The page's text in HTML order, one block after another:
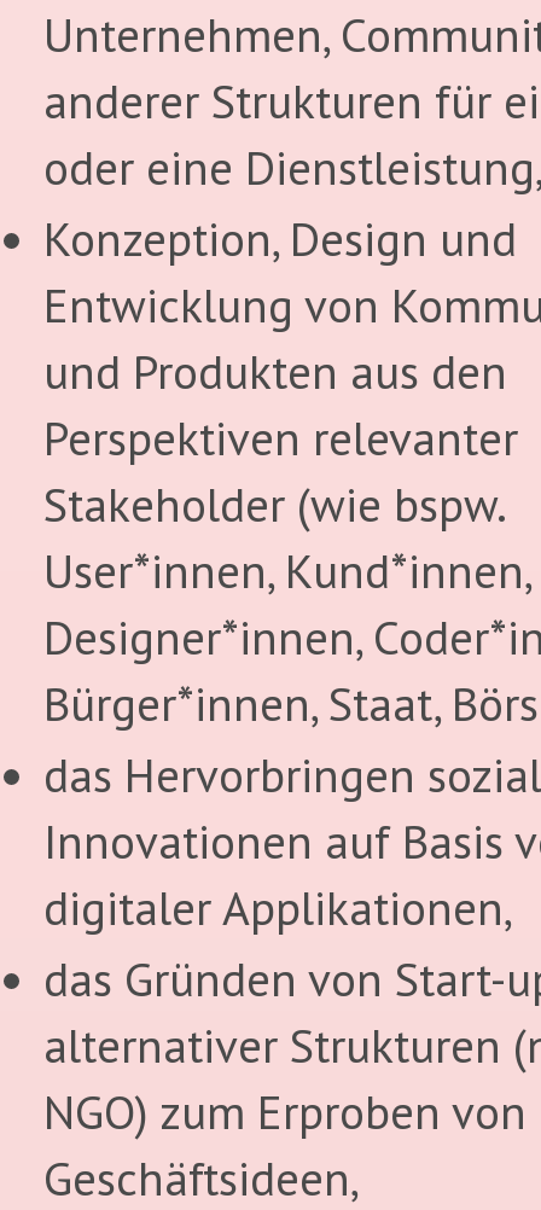
Unternehmen,
anderer Strukturen für
oder eine
Konzeption, Design und
Entwicklung von
und Produkten aus den
Perspektiven relevanter
Stakeholder (wie bspw.
User*innen, Kund*innen,
Designer*innen,
Bürger*innen, Staat,
das Hervorbringen
Innovationen auf Basis
digitaler Applikationen,
das Gründen von Start-
alternativer Strukturen
NGO) zum Erproben von
Geschäftsideen,